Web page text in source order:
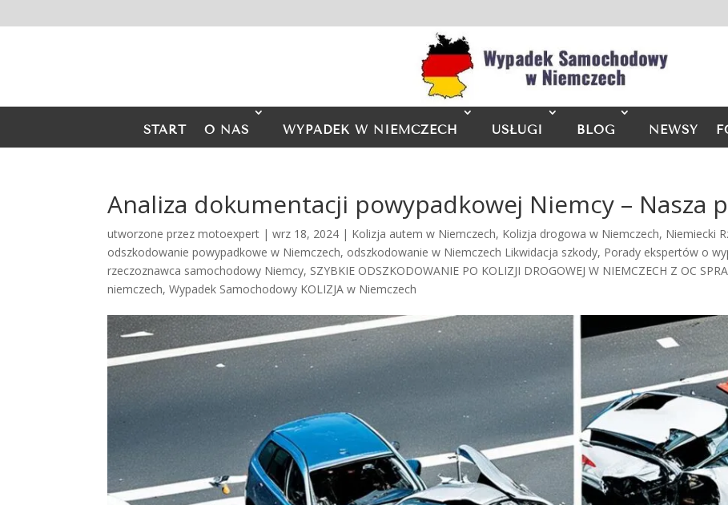
START O NAS WYPADEK W NIEMCZECH USŁUGI BLOG NEWSY
Analiza dokumentacji powypadkowej Niemcy – Nasza
utworzone przezmotoexpert |wrz 18, 2024 | Kolizja autem w Niemczech, Kolizja drogowa w Niemczech, Niemiecki
odszkodowanie powypadkowe w Niemczech, odszkodowanie w Niemczech Likwidacja szkody, Porady ekspertów o
rzeczoznawca samochodowy Niemcy, SZYBKIE ODSZKODOWANIE PO KOLIZJI DROGOWEJ W NIEMCZECH Z OC
niemczech,Wypadek Samochodowy KOLIZJA w Niemczech